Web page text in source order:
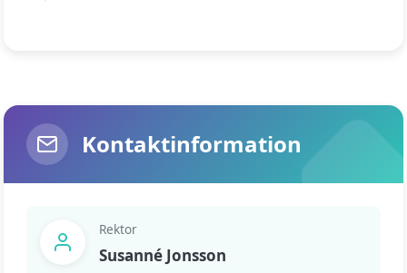
Kontaktinformation
Rektor
Susanné Jonsson